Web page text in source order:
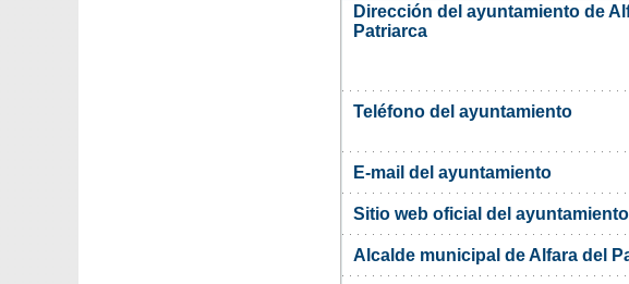
Dirección del ayuntamiento de
Patriarca
Teléfono del ayuntamiento
E-mail del ayuntamiento
Sitio web oficial del ayuntamiento
Alcalde municipal de Alfara del